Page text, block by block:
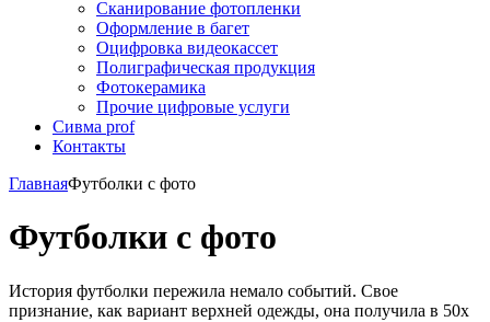
Сканирование фотопленки
Оформление в багет
Оцифровка видеокассет
Полиграфическая продукция
Фотокерамика
Прочие цифровые услуги
Сивма prof
Контакты
ГлавнаяФутболки с фото
Футболки с фото
История футболки пережила немало событий. Свое
признание, как вариант верхней одежды, она получила в 50х